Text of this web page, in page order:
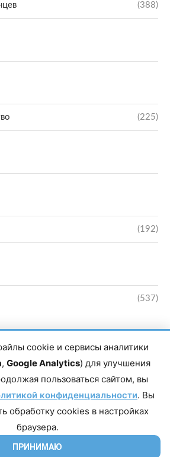
(388)
(225)
(192)
(537)
издания Магомаев Тимур Нухович. Контакты
34 Почта: vestiskfo@gmail.com По вопросам
пр-т Насрутдинова, д. 1а. Все права защищены.
полных материалов запрещено, частичное
при условии гиперссылки на сайт mirmol.ru.
cookie и сервисы аналитики
, Google Analytics) для улучшения
пользоваться сайтом, вы
конфиденциальности. Вы
обработку cookies в настройках
браузера.
ПРИНИМАЮ